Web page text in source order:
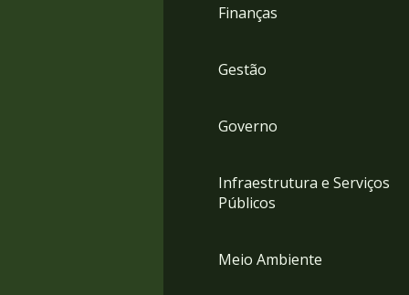
Finanças
Gestão
Governo
Infraestrutura e Serviços
Públicos
Meio Ambiente